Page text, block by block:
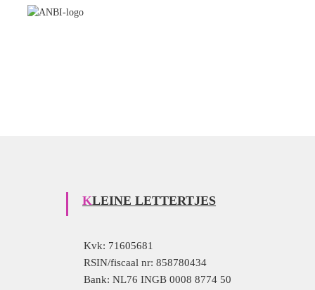
KLEINE LETTERTJES
Kvk: 71605681
RSIN/fiscaal nr: 858780434
Bank: NL76 INGB 0008 8774 50